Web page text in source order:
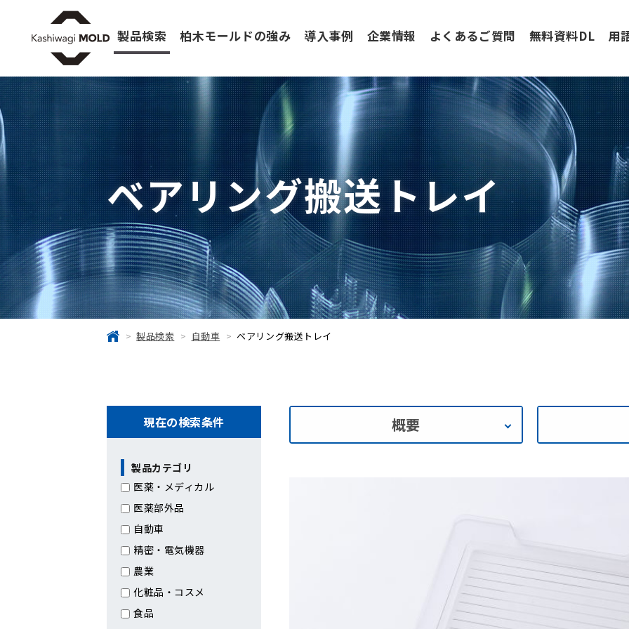
製品検索 柏木モールドの強み 導入事例 企業情報 よくあるご質問 無料資料DL 用
ベアリング搬送トレイ
製品検索 自動車 ベアリング搬送トレイ
現在の検索条件
製品カテゴリ
医薬・メディカル
医薬部外品
自動車
精密・電気機器
農業
化粧品・コスメ
食品
概要